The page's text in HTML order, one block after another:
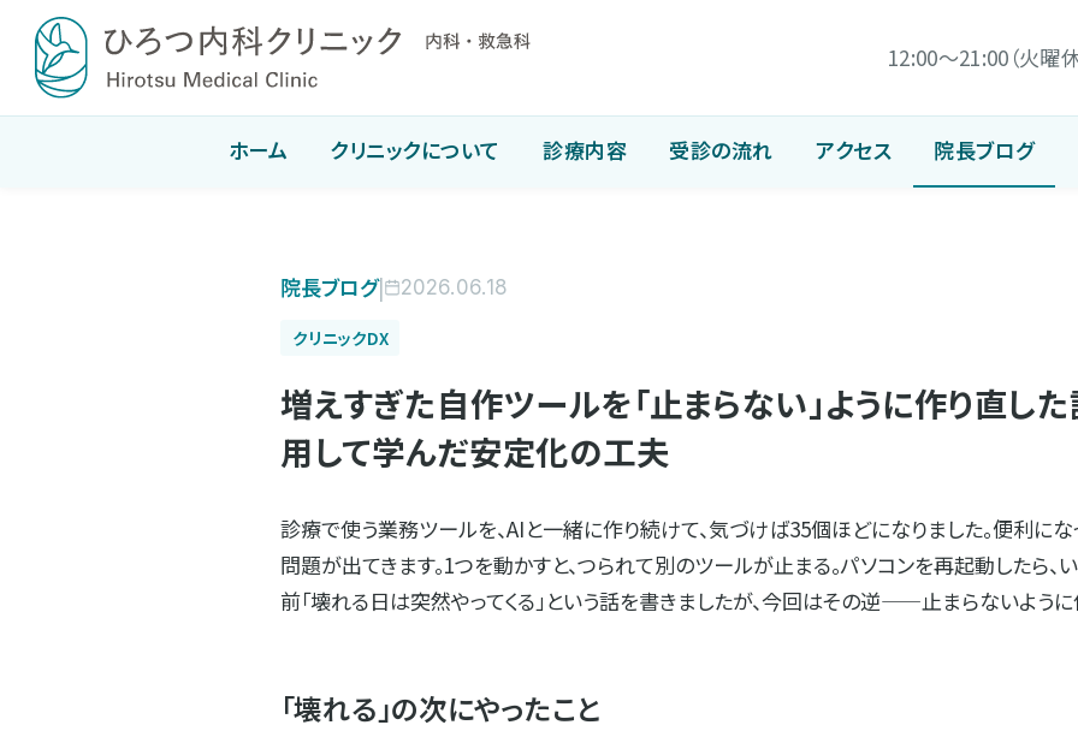
12:00〜21:00（火曜
ホーム クリニックについて 診療内容 受診の流れ アクセス 院長ブログ
院長ブログ| 2026.06.18
クリニックDX
増えすぎた自作ツールを「止まらない」ように作り直
用して学んだ安定化の工夫
診療で使う業務ツールを、AIと一緒に作り続けて、気づけば35個ほどになりました。便利に
問題が出てきます。1つを動かすと、つられて別のツールが止まる。パソコンを再起動したら、
前「壊れる日は突然やってくる」という話を書きましたが、今回はその逆——止まらないように
「壊れる」の次にやったこと